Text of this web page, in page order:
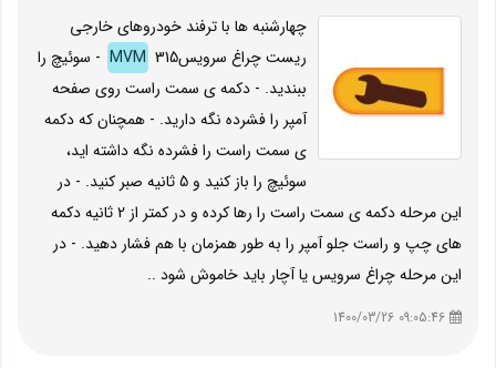
چهارشنبه ها با ترفند خودروهای خارجی
ریست چراغ سرویس
MVM 315 - سوئیچ را
ببندید. - دکمه ی سمت راست روی صفحه
آمپر را فشرده نگه دارید. - همچنان که دکمه
ی سمت راست را فشرده نگه داشته اید،
سوئیچ را باز کنید و 5 ثانیه صبر کنید. - در
این مرحله دکمه ی سمت راست را رها کرده و در کمتر از 2 ثانیه دکمه
های چپ و راست جلو آمپر را به طور همزمان با هم فشار دهید. - در
این مرحله چراغ سرویس یا آچار باید خاموش شود ..